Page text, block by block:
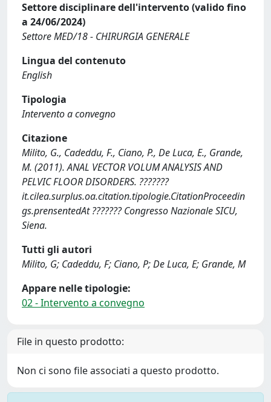
Settore disciplinare dell'intervento (valido fino
a 24/06/2024)
Settore MED/18 - CHIRURGIA GENERALE
Lingua del contenuto
English
Tipologia
Intervento a convegno
Citazione
Milito, G., Cadeddu, F., Ciano, P., De Luca, E., Grande,
M. (2011). ANAL VECTOR VOLUM ANALYSIS AND
PELVIC FLOOR DISORDERS. ???????
it.cilea.surplus.oa.citation.tipologie.CitationProceedin
gs.prensentedAt ??????? Congresso Nazionale SICU,
Siena.
Tutti gli autori
Milito, G; Cadeddu, F; Ciano, P; De Luca, E; Grande, M
Appare nelle tipologie:
02 - Intervento a convegno
File in questo prodotto:
Non ci sono file associati a questo prodotto.